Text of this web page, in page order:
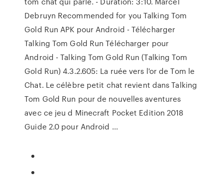
Debruyn Recommended for you Talking Tom
Gold Run APK pour Android - Télécharger
Talking Tom Gold Run Télécharger pour
Android - Talking Tom Gold Run (Talking Tom
Gold Run) 4.3.2.605: La ruée vers l'or de Tom le
Chat. Le célèbre petit chat revient dans Talking
Tom Gold Run pour de nouvelles aventures
avec ce jeu d Minecraft Pocket Edition 2018
Guide 2.0 pour Android ...